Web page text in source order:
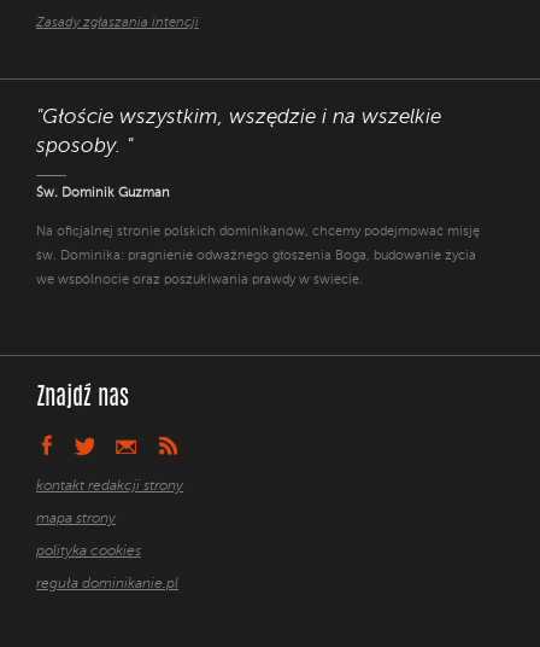
Zasady zgłaszania intencji
"Głoście wszystkim, wszędzie i na wszelkie
sposoby. "
Św. Dominik Guzman
Na oficjalnej stronie polskich dominikanów, chcemy podejmować misję
św. Dominika: pragnienie odważnego głoszenia Boga, budowanie życia
we wspólnocie oraz poszukiwania prawdy w świecie.
Znajdź nas
kontakt redakcji strony
mapa strony
polityka cookies
reguła dominikanie.pl